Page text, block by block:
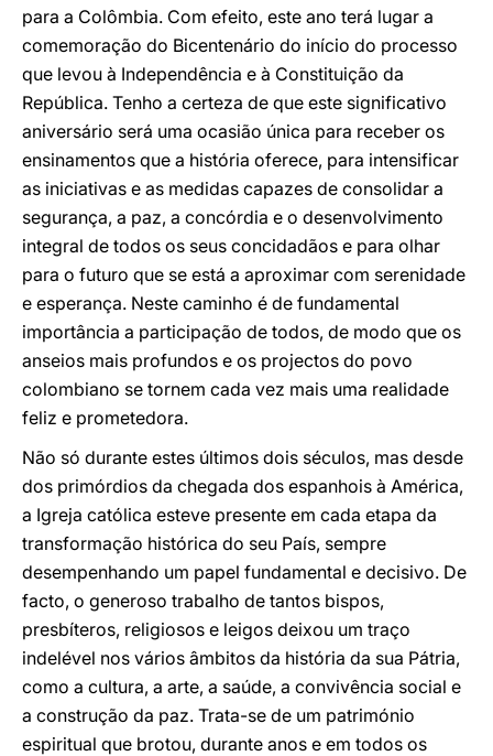
para a Colômbia. Com efeito, este ano terá lugar a
comemoração do Bicentenário do início do processo
que levou à Independência e à Constituição da
República. Tenho a certeza de que este significativo
aniversário será uma ocasião única para receber os
ensinamentos que a história oferece, para intensificar
as iniciativas e as medidas capazes de consolidar a
segurança, a paz, a concórdia e o desenvolvimento
integral de todos os seus concidadãos e para olhar
para o futuro que se está a aproximar com serenidade
e esperança. Neste caminho é de fundamental
importância a participação de todos, de modo que os
anseios mais profundos e os projectos do povo
colombiano se tornem cada vez mais uma realidade
feliz e prometedora.
Não só durante estes últimos dois séculos, mas desde
dos primórdios da chegada dos espanhois à América,
a Igreja católica esteve presente em cada etapa da
transformação histórica do seu País, sempre
desempenhando um papel fundamental e decisivo. De
facto, o generoso trabalho de tantos bispos,
presbíteros, religiosos e leigos deixou um traço
indelével nos vários âmbitos da história da sua Pátria,
como a cultura, a arte, a saúde, a convivência social e
a construção da paz. Trata-se de um património
espiritual que brotou, durante anos e em todos os